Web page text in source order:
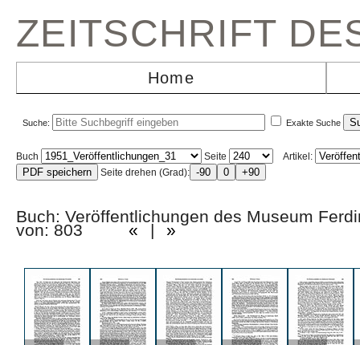
ZEITSCHRIFT
Home
Suche: Exakte Suche
Buch Seite
Artikel:
Seite drehen (Grad):
Buch: Veröffentlichungen des Museum
von: 803 « | »